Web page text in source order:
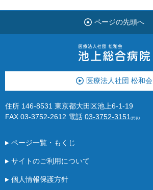
ページの先頭へ
医療法人社団 松和会
住所 146-8531 東京都大田区池上6-1-19
FAX 03-3752-2612 電話 03-3752-3151 (代表)
ページ一覧・もくじ
サイトのご利用について
個人情報保護方針